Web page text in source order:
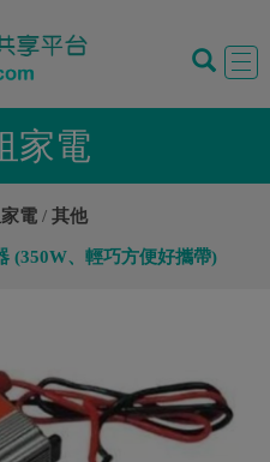
家電
電 其他
(350W、輕巧方便好攜帶)